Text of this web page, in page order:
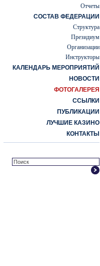
Отчеты
СОСТАВ ФЕДЕРАЦИИ
Структура
Президиум
Организации
Инструкторы
КАЛЕНДАРЬ МЕРОПРИЯТИЙ
НОВОСТИ
ФОТОГАЛЕРЕЯ
ССЫЛКИ
ПУБЛИКАЦИИ
ЛУЧШИЕ КАЗИНО
КОНТАКТЫ